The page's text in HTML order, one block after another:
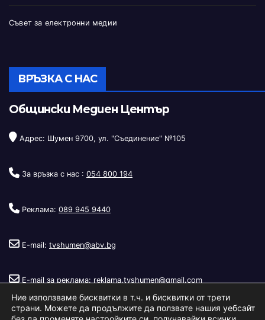
Съвет за електронни медии
ВРЪЗКА С НАС
Общински Медиен Център
Адрес: Шумен 9700, ул. "Съединение" №105
За връзка с нас : 054 800 194
Реклама: 089 945 9440
E-mail: tvshumen@abv.bg
E-mail за реклама: reklama.tvshumen@gmail.com
Ние използваме бисквитки в т.ч. и бисквитки от трети
страни. Можете да продължите да ползвате нашия уебсайт